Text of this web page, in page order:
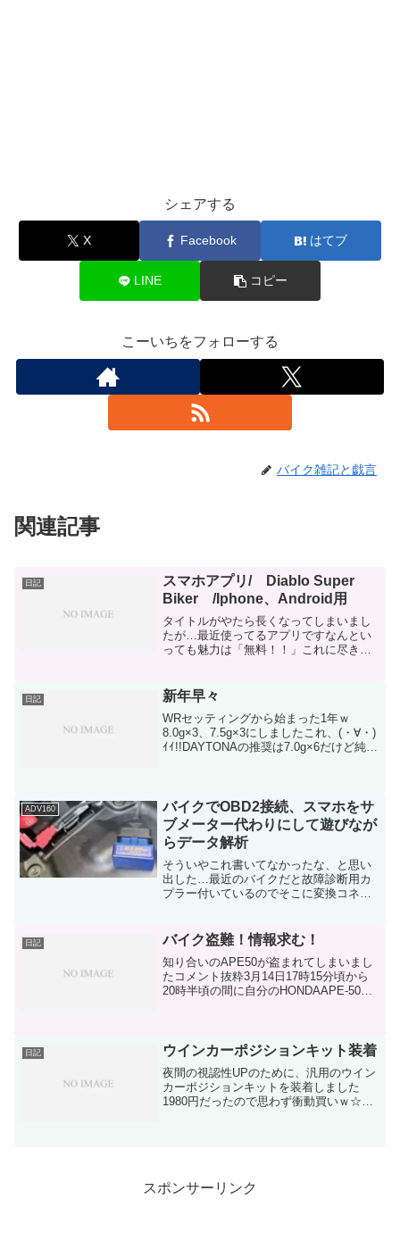
シェアする
X Facebook はてブ
LINE コピー
こーいちをフォローする
バイク雑記と戯言
関連記事
日記
スマホアプリ/ Diablo Super
Biker /Iphone、Android用
タイトルがやたら長くなってしまいまし
たが…最近使ってるアプリですなんとい
っても魅力は「無料！！」これに尽きま
るのですが、完全にWi-Fi専用機ここ数...
日記 新年早々
WRセッティングから始まった1年ｗ
8.0g×3、7.5g×3にしましたこれ、(・∀・)
ｲｲ!!DAYTONAの推奨は7.0g×6だけど純正
ADV160
バイクでOBD2接続、スマホをサ
ブメーター代わりにして遊びなが
らデータ解析
そういやこれ書いてなかったな、と思い
出した…最近のバイクだと故障診断用カ
プラー付いているのでそこに変換コネク
リを使ってサブメーターにしたり、アプ
リによって...
日記 バイク盗難！情報求む！
知り合いのAPE50が盗まれてしまいまし
たコメント抜粋3月14日17時15分頃から
20時半頃の間に自分のHONDAAPE‐50CC
は...
日記 ウインカーポジションキット装着
夜間の視認性UPのために、汎用のウイン
カーポジションキットを装着しました
1980円だったので思わず衝動買いｗ☆当
スポンサーリンク